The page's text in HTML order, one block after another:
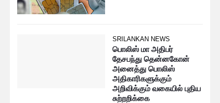
SRILANKAN NEWS
பொலிஸ் மா அதிபர்
தேசபந்து தென்னகோன்
அனைத்து பொலிஸ்
அதிகாரிகளுக்கும்
அறிவிக்கும் வகையில் புதிய
சுற்றறிக்கை